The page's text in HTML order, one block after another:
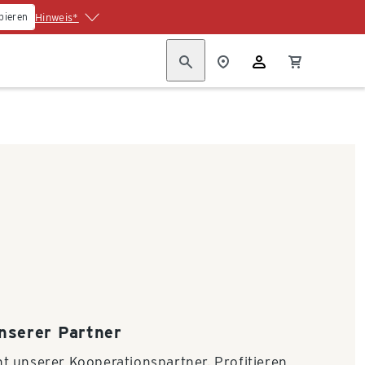
Hinweis*
Partner
unserer Kooperationspartner. Profitieren